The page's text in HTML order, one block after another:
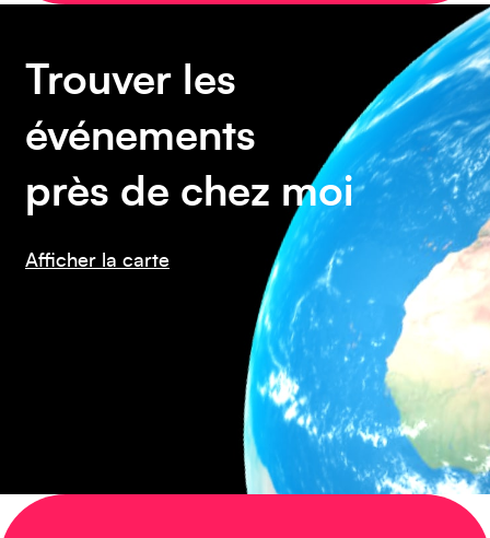
Trouver les
événements
près de chez moi
Afficher la carte
Caraïbes